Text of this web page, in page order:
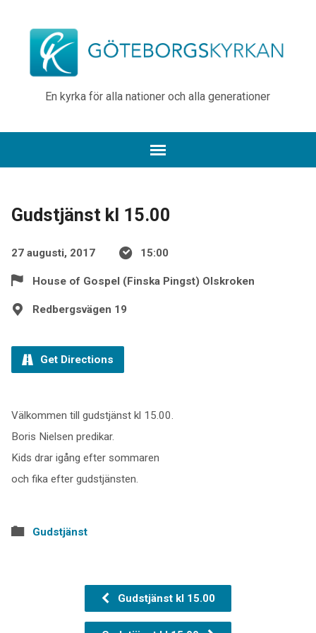
En kyrka för alla nationer och alla generationer
Gudstjänst kl 15.00
27 augusti, 2017 15:00
House of Gospel (Finska Pingst) Olskroken
Redbergsvägen 19
Get Directions
Välkommen till gudstjänst kl 15.00.
Boris Nielsen predikar.
Kids drar igång efter sommaren
och fika efter gudstjänsten.
Gudstjänst
Gudstjänst kl 15.00